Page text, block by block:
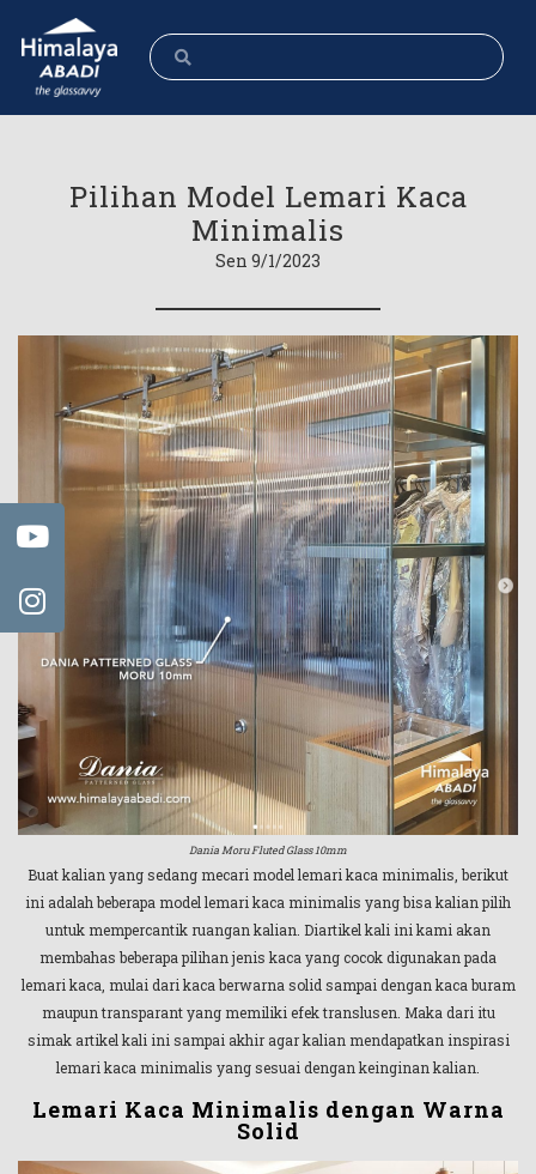
Pilihan Model Lemari Kaca
Minimalis
Sen 9/1/2023
Dania Moru Fluted Glass 10mm
Buat kalian yang sedang mecari model lemari kaca minimalis, berikut
ini adalah beberapa model lemari kaca minimalis yang bisa kalian pilih
untuk mempercantik ruangan kalian. Diartikel kali ini kami akan
membahas beberapa pilihan jenis kaca yang cocok digunakan pada
lemari kaca, mulai dari kaca berwarna solid sampai dengan kaca buram
maupun transparant yang memiliki efek translusen. Maka dari itu
simak artikel kali ini sampai akhir agar kalian mendapatkan inspirasi
lemari kaca minimalis yang sesuai dengan keinginan kalian.
Lemari Kaca Minimalis dengan Warna
Solid